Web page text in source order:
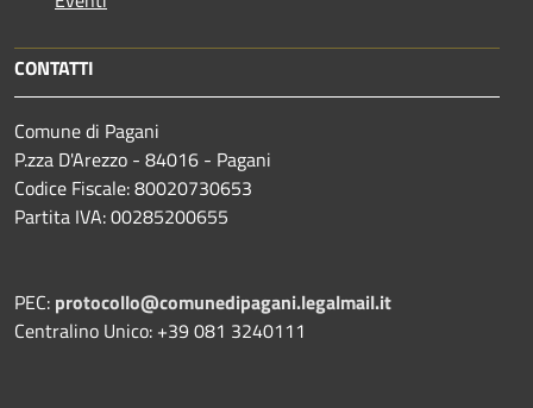
CONTATTI
Comune di Pagani
P.zza D'Arezzo - 84016 - Pagani
Codice Fiscale: 80020730653
Partita IVA: 00285200655
PEC: protocollo@comunedipagani.legalmail.it
Centralino Unico: +39 081 3240111